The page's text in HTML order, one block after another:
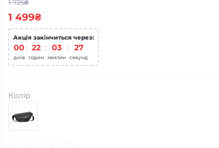
1 725₴
1 499₴
Акція закінчиться через:
00
днів
22
годин
03
хвилин
27
секунд
Колір